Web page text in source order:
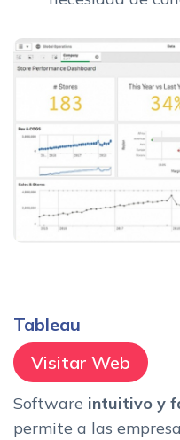
Tableau
Visitar Web
Software intuitivo y
permite a las